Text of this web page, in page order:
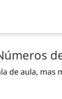
de aula, mas